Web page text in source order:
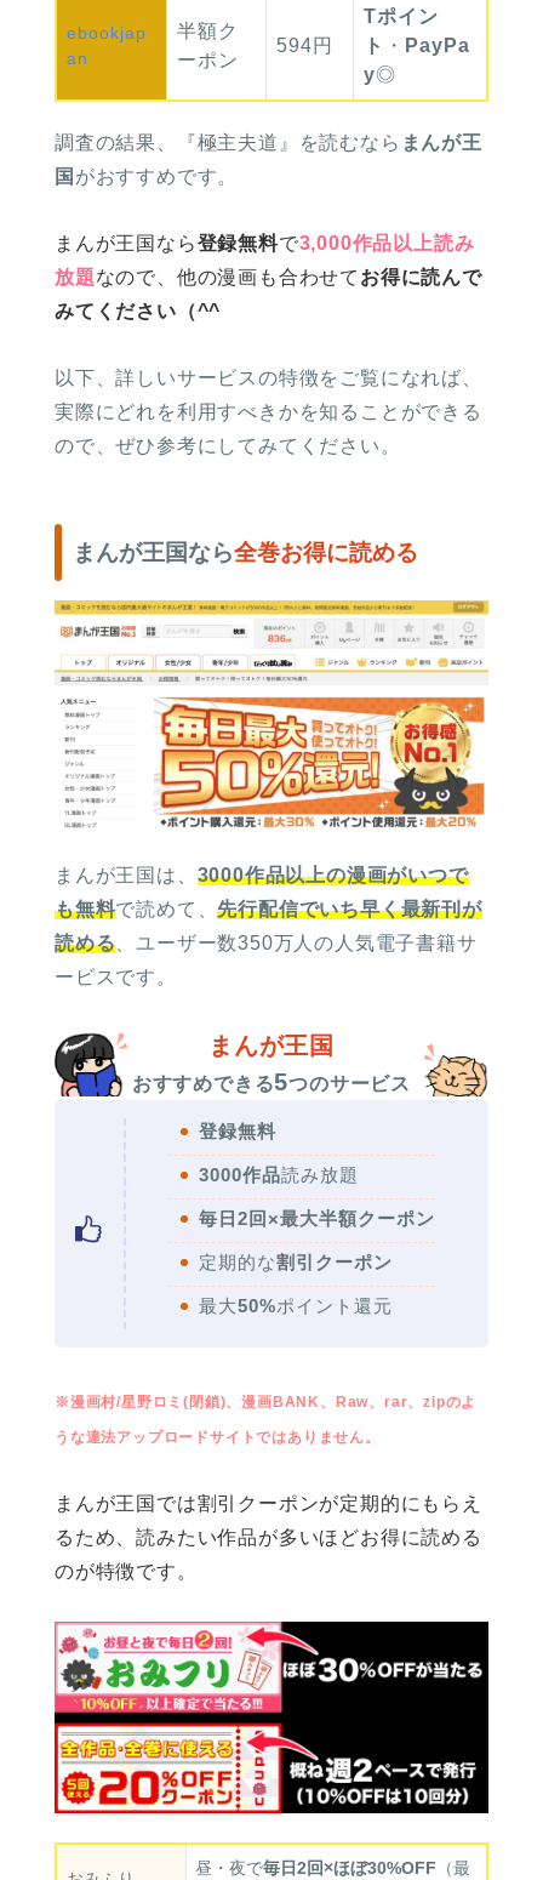
ebookjap
an
半額ク
ーポン
594円
Tポイン
ト
・ PayPa
y◎
調査の結果、 『極主夫道』を読むなら まんが王
国 がおすすめです。
まんが王国なら登録無料で3,000作品以上読み
放題なので、他の漫画も合わせて お得に読んで
みてください（^^
以下、詳しいサービスの特徴をご覧になれば、
実際にどれを利用すべきかを知ることができる
ので、ぜひ参考にしてみてください。
まんが王国なら全巻お得に読める
まんが王国は、 3000作品以上の漫画がいつで
も無料で読めて、先行配信でいち早く最新刊が
読める 、ユーザー数350万人の人気電子書籍サ
ービスです。
まんが王国
おすすめできる5つのサービス
登録無料
3000作品読み放題
毎日2回×最大半額クーポン
定期的な割引クーポン
最大50%ポイント還元
※漫画村/星野ロミ(閉鎖)、漫画BANK、Raw、rar、zipのよ
うな違法アップロードサイトではありません。
まんが王国では割引クーポンが定期的にもらえ
るため、読みたい作品が多いほどお得に読める
のが特徴です。
昼・夜で毎日2回×ほぼ30%OFF （最